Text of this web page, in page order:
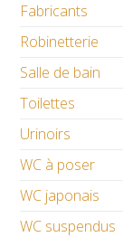
Fabricants
Robinetterie
Salle de bain
Toilettes
Urinoirs
WC à poser
WC japonais
WC suspendus